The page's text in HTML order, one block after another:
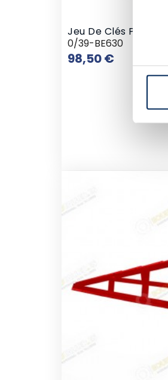
Jeu De Clés Pour
0/39-BE630
98,50 €